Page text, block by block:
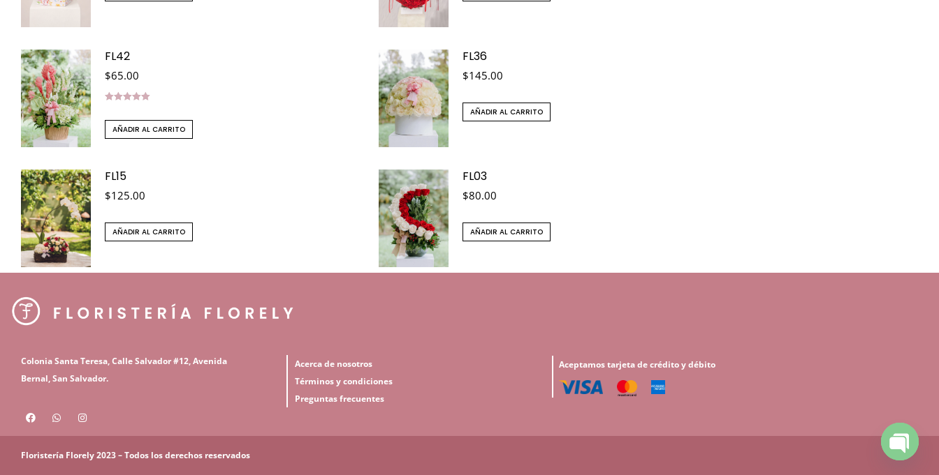
FL42
$65.00
5.00de 5
AÑADIR AL CARRITO
FL36
$145.00
AÑADIR AL CARRITO
FL15
$125.00
AÑADIR AL CARRITO
FL03
$80.00
AÑADIR AL CARRITO
Colonia Santa Teresa, Calle Salvador #12,Avenida
Bernal, San Salvador.
Acerca de nosotros
Términos y condiciones
Preguntas frecuentes
Aceptamos tarjeta de crédito y débito
Floristería Florely 2023 – Todos los derechos reservados